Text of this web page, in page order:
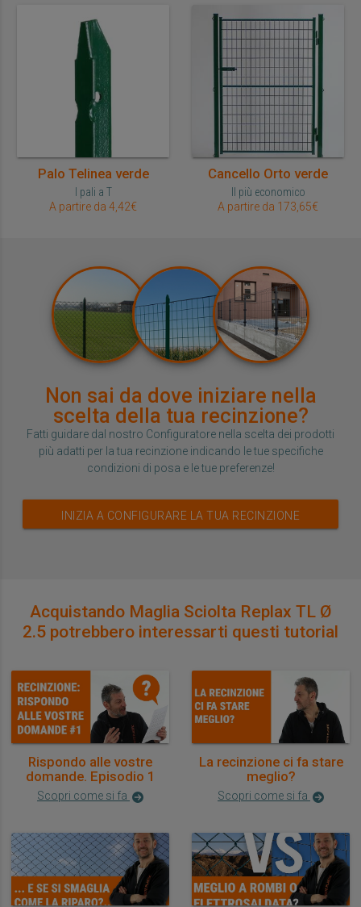
Palo Telinea verde
I pali a T
A partire da 4,42€
Cancello Orto verde
Il più economico
A partire da 173,65€
Non sai da dove iniziare nella
scelta della tua recinzione?
Fatti guidare dal nostro Configuratore nella scelta dei prodotti
più adatti per la tua recinzione indicando le tue specifiche
condizioni di posa e le tue preferenze!
INIZIA A CONFIGURARE LA TUA RECINZIONE
Acquistando Maglia Sciolta Replax TL Ø
2.5 potrebbero interessarti questi tutorial
Rispondo alle vostre
domande. Episodio 1
Scopri come si fa
La recinzione ci fa stare
meglio?
Scopri come si fa